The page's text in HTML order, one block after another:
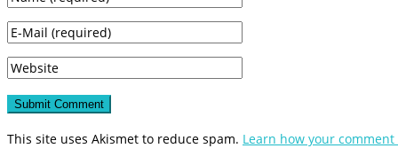
This site uses Akismet to reduce spam. Learn how your